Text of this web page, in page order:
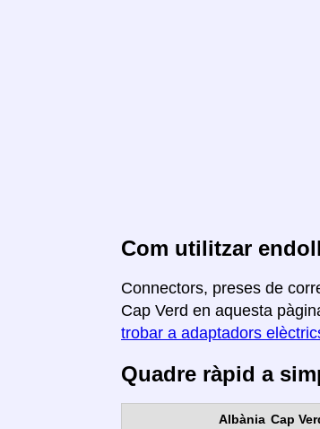
Com utilitzar
Connectors, preses de
Cap Verd en aquesta
trobar a adaptadors
Quadre ràpid a
Albània Cap